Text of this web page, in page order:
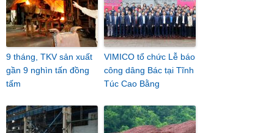
9 tháng, TKV sản xuất
gần 9 nghìn tấn đồng
tấm
VIMICO tổ chức Lễ báo
công dâng Bác tại Tĩnh
Túc Cao Bằng